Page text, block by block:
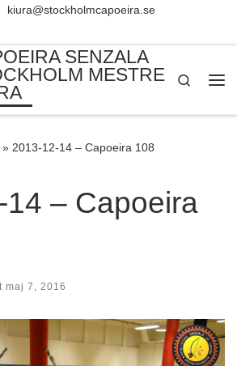
kiura@stockholmcapoeira.se
SENZALA
MESTRE
Search
» 2013-12-14 – Capoeira 108
– Capoeira
maj 7, 2016